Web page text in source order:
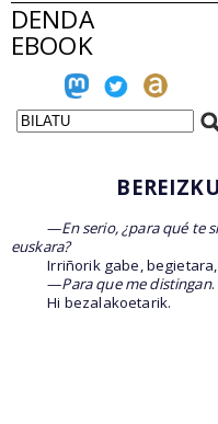
DENDA
EBOOK
—En serio, ¿para qué te
euskara?
Irriñorik gabe,
—Para que me distingan.
Hi bezalakoetarik.